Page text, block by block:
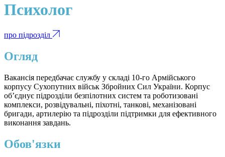
Психолог
про підрозділ
Огляд
Вакансія передбачає службу у складі 10-го Армійського
корпусу Сухопутних військ Збройних Сил України. Корпус
об’єднує підрозділи безпілотних систем та роботизовані
комплекси, розвідувальні, піхотні, танкові, механізовані
бригади, артилерію та підрозділи підтримки для ефективного
виконання завдань.
Обов'язки